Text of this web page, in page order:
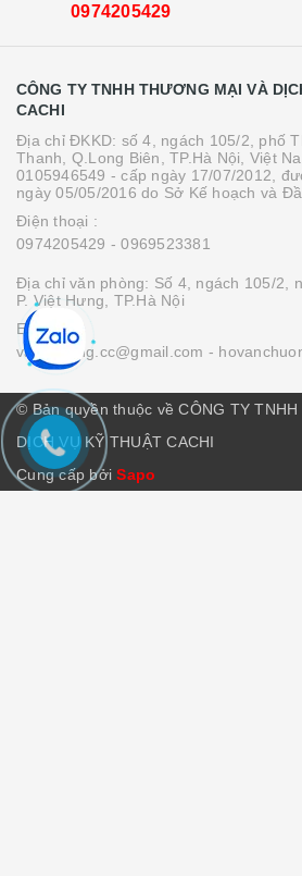
0974205429
CÔNG TY TNHH THƯƠNG MẠI VÀ
CACHI
Địa chỉ ĐKKD: số 4, ngách 105/2, phố
Thanh, Q.Long Biên, TP.Hà Nội, Việt
0105946549 - cấp ngày 17/07/2012,
ngày 05/05/2016 do Sở Kế hoạch và
Điện thoại :
0974205429 - 0969523381
Địa chỉ văn phòng: Số 4, ngách 105/2,
P. Việt Hưng, TP.Hà Nội
Email :
vanchuong.cc@gmail.com -
© Bản quyền thuộc về CÔNG TY
DỊCH VỤ KỸ THUẬT CACHI
Cung cấp bởiSapo